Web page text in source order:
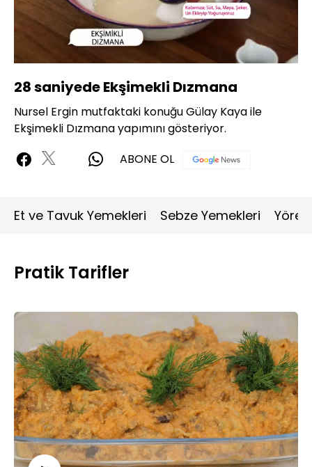
Aç
Yüklendi:
100.00%
Oynatma
Hızı
28 saniyede Ekşimekli Dızmana
Nursel Ergin mutfaktaki konuğu Gülay Kaya ile
Ekşimekli Dızmana yapımını gösteriyor.
ABONE OL
Et ve Tavuk Yemekleri Sebze Yemekleri
Pratik Tarifler